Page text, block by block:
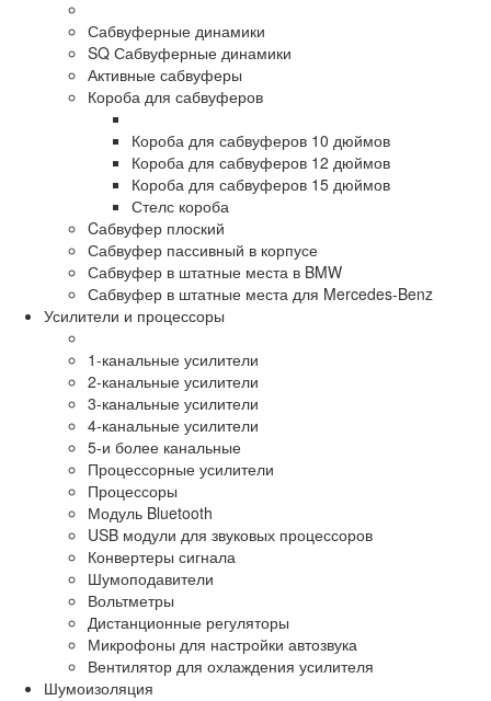
Сабвуферные динамики
SQ Сабвуферные динамики
Активные сабвуферы
Короба для сабвуферов
Короба для сабвуферов 10 дюймов
Короба для сабвуферов 12 дюймов
Короба для сабвуферов 15 дюймов
Стелс короба
Cабвуфер плоский
Сабвуфер пассивный в корпусе
Сабвуфер в штатные места в BMW
Сабвуфер в штатные места для Mercedes-Benz
Усилители и процессоры
1-канальные усилители
2-канальные усилители
3-канальные усилители
4-канальные усилители
5-и более канальные
Процессорные усилители
Процессоры
Модуль Bluetooth
USB модули для звуковых процессоров
Конвертеры сигнала
Шумоподавители
Вольтметры
Дистанционные регуляторы
Микрофоны для настройки автозвука
Вентилятор для охлаждения усилителя
Шумоизоляция